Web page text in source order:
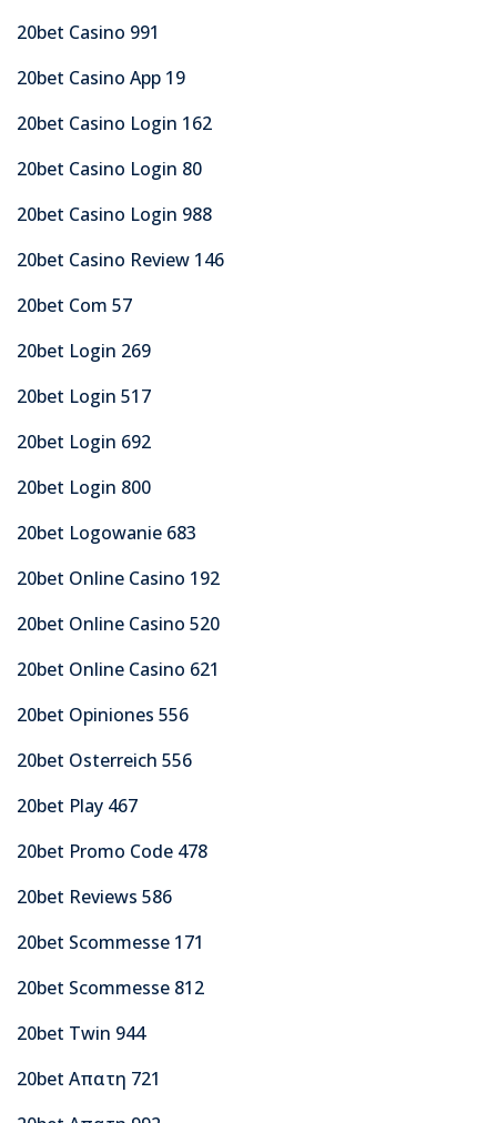
20bet Casino 991
20bet Casino App 19
20bet Casino Login 162
20bet Casino Login 80
20bet Casino Login 988
20bet Casino Review 146
20bet Com 57
20bet Login 269
20bet Login 517
20bet Login 692
20bet Login 800
20bet Logowanie 683
20bet Online Casino 192
20bet Online Casino 520
20bet Online Casino 621
20bet Opiniones 556
20bet Osterreich 556
20bet Play 467
20bet Promo Code 478
20bet Reviews 586
20bet Scommesse 171
20bet Scommesse 812
20bet Twin 944
20bet Απατη 721